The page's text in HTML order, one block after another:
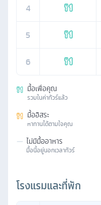
4
5
6
มื้อเพื่อคุณ
รวมในค่าทัวร์แล้ว
มื้ออิสระ
หาทานได้ตามใจคุณ
— ไม่มีมื้ออาหาร
มื้อนี้อยู่นอกเวลาทัวร์
โรงแรมและที่พัก